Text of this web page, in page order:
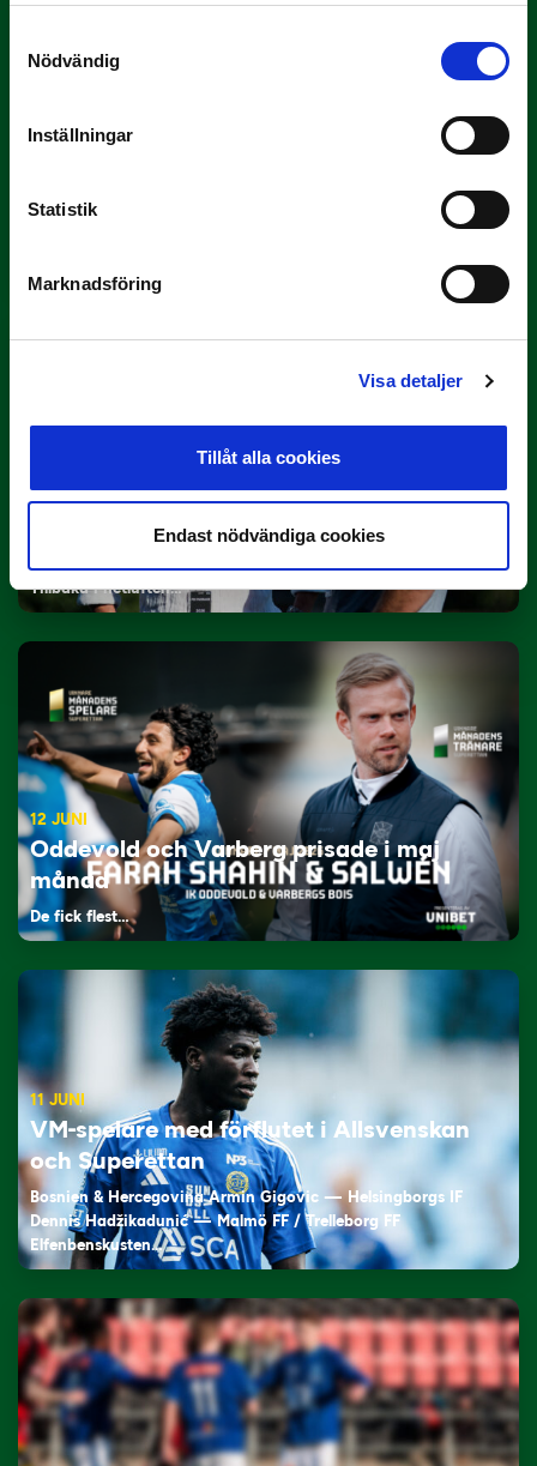
Nödvändig
Inställningar
Statistik
Marknadsföring
Visa detaljer
Tillåt alla cookies
Endast nödvändiga cookies
Rösta på Månadens Tränare i juni
Lagerlöf tar över i Sandvikens IF
Tillbaka i hetluften…
12 JUNI
Oddevold och Varberg prisade i maj
månad
De fick flest…
11 JUNI
VM-spelare med förflutet i Allsvenskan
och Superettan
Bosnien & Hercegovina Armin Gigovic — Helsingborgs IF
Dennis Hadžikadunić — Malmö FF / Trelleborg FF
Elfenbenskusten…